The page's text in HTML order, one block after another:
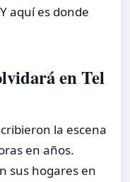
aquí es donde
en Tel
la escena
en años.
sus hogares en